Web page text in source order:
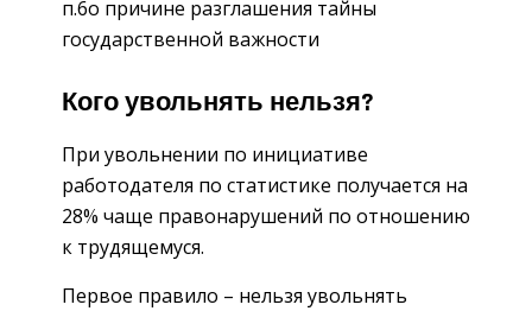
п.6о причине разглашения тайны
государственной важности
Кого увольнять нельзя?
При увольнении по инициативе
работодателя по статистике получается на
28% чаще правонарушений по отношению
к трудящемуся.
Первое правило – нельзя увольнять